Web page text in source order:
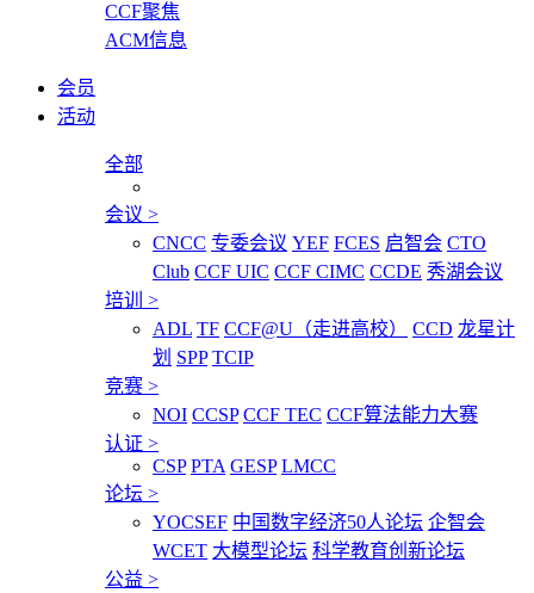
CCF聚焦
ACM信息
会员
活动
全部
会议 >
CNCC 专委会议 YEF FCES 启智会 CTO
Club CCF UIC CCF CIMC CCDE 秀湖会议
培训 >
ADL TF CCF@U（走进高校） CCD 龙星计
划 SPP TCIP
竞赛 >
NOI CCSP CCF TEC CCF算法能力大赛
认证 >
CSP PTA GESP LMCC
论坛 >
YOCSEF 中国数字经济50人论坛 企智会
WCET 大模型论坛 科学教育创新论坛
公益 >